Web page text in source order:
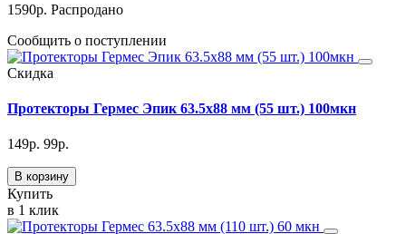
1590р. Распродано
Сообщить о поступлении
Скидка
Протекторы Гермес Эпик 63.5х88 мм (55 шт.) 100мкн
149р. 99р.
В корзину
Купить
в 1 клик